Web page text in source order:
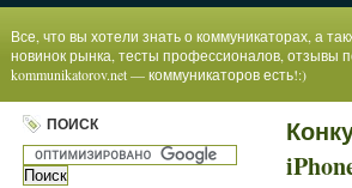
Все, что вы хотели знать о коммуникаторах, а
новинок рынка, тесты профессионалов, отзывы
kommunikatorov.net — коммуникаторов есть!:)
ПОИСК